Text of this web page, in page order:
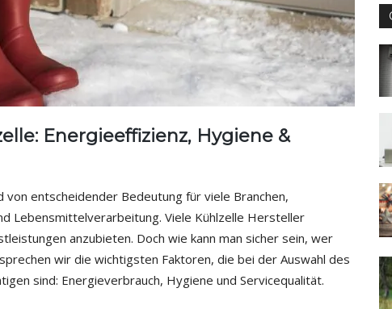
Energieeffizienz, Hygiene &
von entscheidender Bedeutung für viele Branchen,
Lebensmittelverarbeitung. Viele Kühlzelle Hersteller
anzubieten. Doch wie kann man sicher sein, wer
wir die wichtigsten Faktoren, die bei der Auswahl des
sind: Energieverbrauch, Hygiene und Servicequalität.